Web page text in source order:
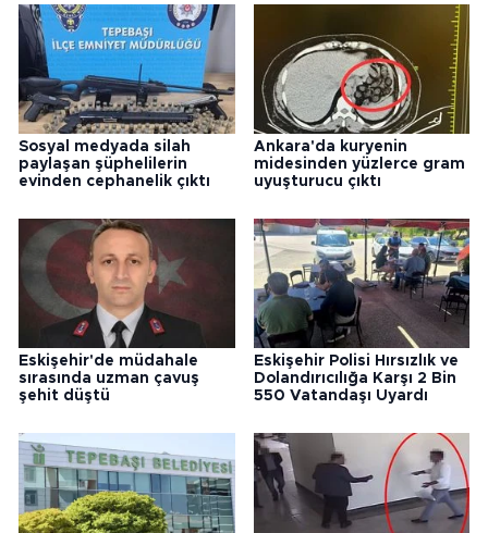
Sosyal medyada silah
paylaşan şüphelilerin
evinden cephanelik çıktı
Ankara'da kuryenin
midesinden yüzlerce gram
uyuşturucu çıktı
Eskişehir'de müdahale
sırasında uzman çavuş
şehit düştü
Eskişehir Polisi Hırsızlık ve
Dolandırıcılığa Karşı 2 Bin
550 Vatandaşı Uyardı